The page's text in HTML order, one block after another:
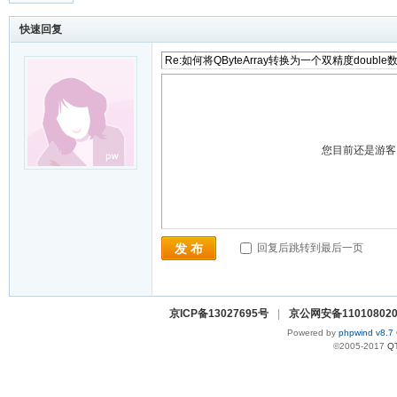
快速回复
您目前还是游
发 布 回复后跳转到最后一页
京ICP备13027695号 京公网安备
Powered by phpwind v8.7
©2005-2017